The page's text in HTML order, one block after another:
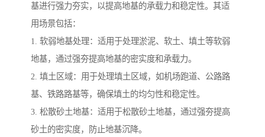
基进行强力夯实，以提高地基的承载力和稳定性。其适
用场景包括：
1. 软弱地基处理：适用于处理淤泥、软土、填土等软弱
地基，通过强夯提高地基的密实度和承载力。
2. 填土区域：用于处理填土区域，如机场跑道、公路路
基、铁路路基等，确保填土的均匀性和稳定性。
3. 松散砂土地基：适用于松散砂土地基，通过强夯提高
砂土的密实度，防止地基沉降。